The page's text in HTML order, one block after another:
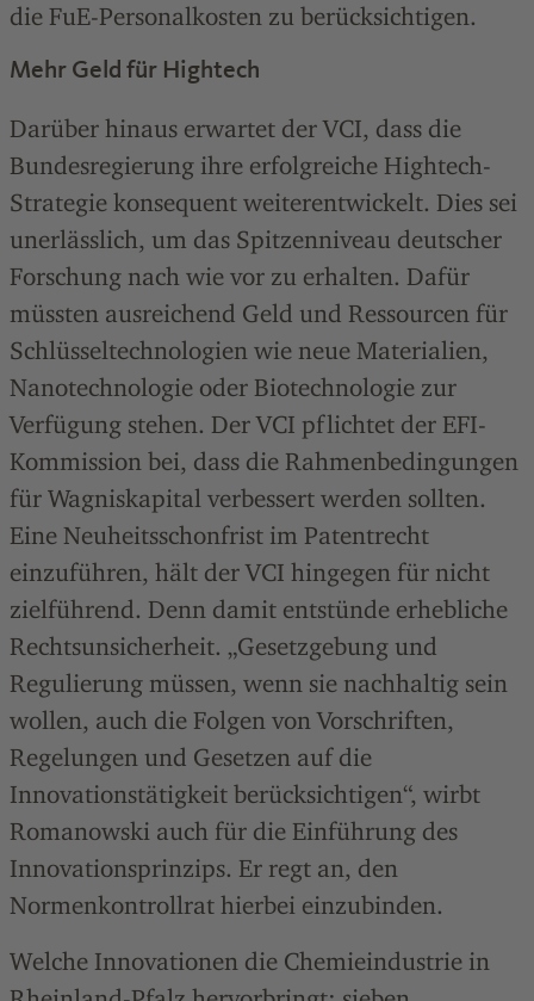
die FuE-Personalkosten zu berücksichtigen.
Mehr Geld für Hightech
Darüber hinaus erwartet der VCI, dass die
Bundesregierung ihre erfolgreiche Hightech-
Strategie konsequent weiterentwickelt. Dies sei
unerlässlich, um das Spitzenniveau deutscher
Forschung nach wie vor zu erhalten. Dafür
müssten ausreichend Geld und Ressourcen für
Schlüsseltechnologien wie neue Materialien,
Nanotechnologie oder Biotechnologie zur
Verfügung stehen. Der VCI pflichtet der EFI-
Kommission bei, dass die Rahmenbedingungen
für Wagniskapital verbessert werden sollten.
Eine Neuheitsschonfrist im Patentrecht
einzuführen, hält der VCI hingegen für nicht
zielführend. Denn damit entstünde erhebliche
Rechtsunsicherheit. „Gesetzgebung und
Regulierung müssen, wenn sie nachhaltig sein
wollen, auch die Folgen von Vorschriften,
Regelungen und Gesetzen auf die
Innovationstätigkeit berücksichtigen“, wirbt
Romanowski auch für die Einführung des
Innovationsprinzips. Er regt an, den
Normenkontrollrat hierbei einzubinden.
Welche Innovationen die Chemieindustrie in